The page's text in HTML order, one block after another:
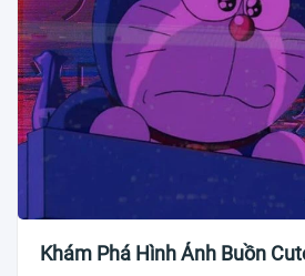
Khám Phá Hình Ảnh Buồn